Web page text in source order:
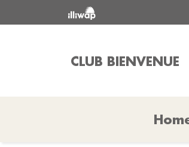
CLUB BIENVENUE